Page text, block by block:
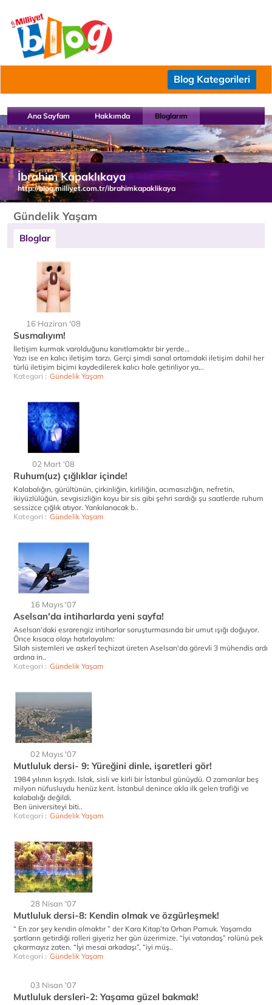
Blog Kategorileri
Ana Sayfam Hakkımda Bloglarım
İbrahim Kapaklıkaya
http://blog.milliyet.com.tr/ibrahimkapaklikaya
Gündelik Yaşam
Bloglar
16 Haziran '08
Susmalıyım!
İletişim kurmak varolduğunu kanıtlamaktır bir yerde…
Yazı ise en kalıcı iletişim tarzı. Gerçi şimdi sanal ortamdaki iletişim dahil her
türlü iletişim biçimi kaydedilerek kalıcı hale getiriliyor ya,..
Kategori : Gündelik Yaşam
02 Mart '08
Ruhum(uz) çığlıklar içinde!
Kalabalığın, gürültünün, çirkinliğin, kirliliğin, acımasızlığın, nefretin,
ikiyüzlülüğün, sevgisizliğin koyu bir sis gibi şehri sardığı şu saatlerde ruhum
sessizce çığlık atıyor. Yankılanacak b..
Kategori : Gündelik Yaşam
16 Mayıs '07
Aselsan'da intiharlarda yeni sayfa!
Aselsan'daki esrarengiz intiharlar soruşturmasında bir umut ışığı doğuyor.
Önce kısaca olayı hatırlayalım:
Silah sistemleri ve askerî teçhizat üreten Aselsan'da görevli 3 mühendis ardı
ardına in..
Kategori : Gündelik Yaşam
02 Mayıs '07
Mutluluk dersi- 9: Yüreğini dinle, işaretleri gör!
1984 yılının kışıydı. Islak, sisli ve kirli bir İstanbul günüydü. O zamanlar beş
milyon nüfusluydu henüz kent. İstanbul denince akla ilk gelen trafiği ve
kalabalığı değildi.
Ben üniversiteyi biti..
Kategori : Gündelik Yaşam
28 Nisan '07
Mutluluk dersi-8: Kendin olmak ve özgürleşmek!
“ En zor şey kendin olmaktır ” der Kara Kitap’ta Orhan Pamuk. Yaşamda
şartların getirdiği rolleri giyeriz her gün üzerimize. “İyi vatandaş” rolünü pek
çıkarmayız zaten. “İyi mesai arkadaşı”, “iyi müş..
Kategori : Gündelik Yaşam
03 Nisan '07
Mutluluk dersleri-2: Yaşama güzel bakmak!